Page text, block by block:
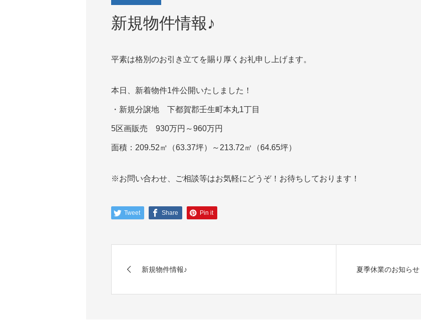
新規物件情報♪
平素は格別のお引き立てを賜り厚くお礼申し上げます。
本日、新着物件1件公開いたしました！
・新規分譲地 下都賀郡壬生町本丸1丁目
5区画販売 930万円～960万円
面積：209.52㎡（63.37坪）～213.72㎡（64.65坪）
※お問い合わせ、ご相談等はお気軽にどうぞ！お待ちしております！
Tweet Share Pin it
新規物件情報♪ 夏季休業のお知らせ